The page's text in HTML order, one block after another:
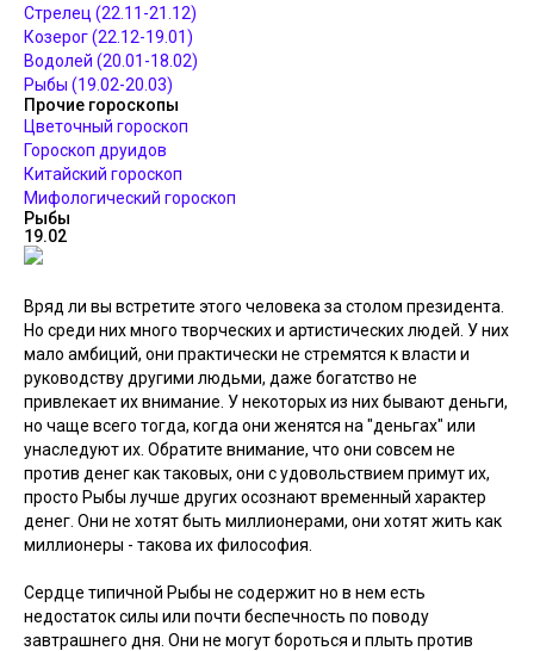
Стрелец (22.11-21.12)
Козерог (22.12-19.01)
Водолей (20.01-18.02)
Рыбы (19.02-20.03)
Прочие гороскопы
Цветочный гороскоп
Гороскоп друидов
Китайский гороскоп
Мифологический гороскоп
Рыбы
19.02
Вряд ли вы встретите этого человека за столом президента.
Но среди них много творческих и артистических людей. У них
мало амбиций, они практически не стремятся к власти и
руководству другими людьми, даже богатство не
привлекает их внимание. У некоторых из них бывают деньги,
но чаще всего тогда, когда они женятся на "деньгах" или
унаследуют их. Обратите внимание, что они совсем не
против денег как таковых, они с удовольствием примут их,
просто Рыбы лучше других осознают временный характер
денег. Они не хотят быть миллионерами, они хотят жить как
миллионеры - такова их философия.
Сердце типичной Рыбы не содержит но в нем есть
недостаток силы или почти беспечность по поводу
завтрашнего дня. Они не могут бороться и плыть против